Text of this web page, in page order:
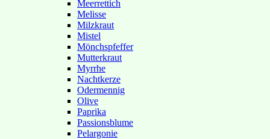
Meerrettich
Melisse
Milzkraut
Mistel
Mönchspfeffer
Mutterkraut
Myrrhe
Nachtkerze
Odermennig
Olive
Paprika
Passionsblume
Pelargonie